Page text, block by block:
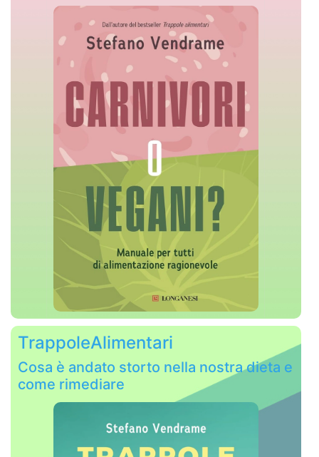
TrappoleAlimentari
Cosa è andato storto nella nostra dieta e
come rimediare